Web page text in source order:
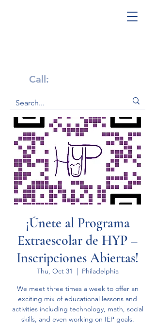
Call:
¡Únete al Programa
Extraescolar de HYP –
Inscripciones Abiertas!
Thu, Oct 31
  |
Philadelphia
We meet three times a week to offer an
exciting mix of educational lessons and
activities including technology, math, social
skills, and even working on IEP goals.